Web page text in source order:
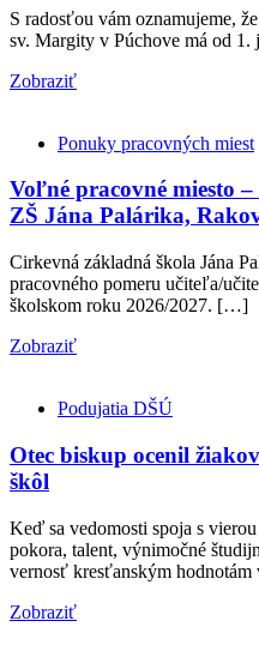
S radosťou vám oznamujeme,
sv. Margity v Púchove má od
Zobraziť
Ponuky pracovných miest
Voľné pracovné miesto
ZŠ Jána Palárika,
Cirkevná základná škola Jána
pracovného pomeru učiteľa/
školskom roku 2026/2027. […]
Zobraziť
Podujatia DŠÚ
Otec biskup ocenil
škôl
Keď sa vedomosti spoja s
pokora, talent, výnimočné
vernosť kresťanským
Zobraziť